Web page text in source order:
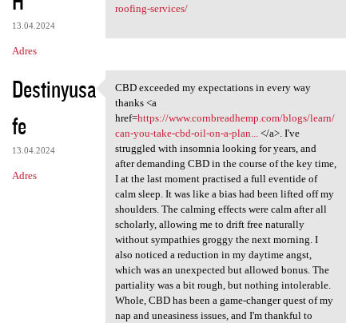
13.04.2024
Adres
roofing-services/
Destinyusa
fe
13.04.2024
Adres
CBD exceeded my expectations
CBD exceeded my expectations in every way
thanks <a
href=https://www.cornbreadhemp.com/blogs/learn/
can-you-take-cbd-oil-on-a-plan...</a>. I've
struggled with insomnia looking for years, and
after demanding CBD in the course of the key time,
I at the last moment practised a full eventide of
calm sleep. It was like a bias had been lifted off my
shoulders. The calming effects were calm after all
scholarly, allowing me to drift free naturally
without sympathies groggy the next morning. I
also noticed a reduction in my daytime angst,
which was an unexpected but allowed bonus. The
partiality was a bit rough, but nothing intolerable.
Whole, CBD has been a game-changer quest of my
nap and uneasiness issues, and I'm thankful to